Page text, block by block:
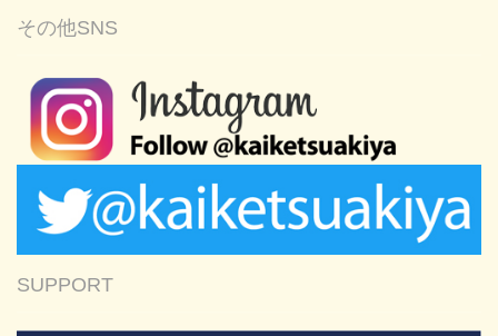
その他SNS
SUPPORT